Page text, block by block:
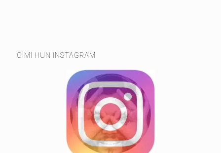
CIMI HUN INSTAGRAM